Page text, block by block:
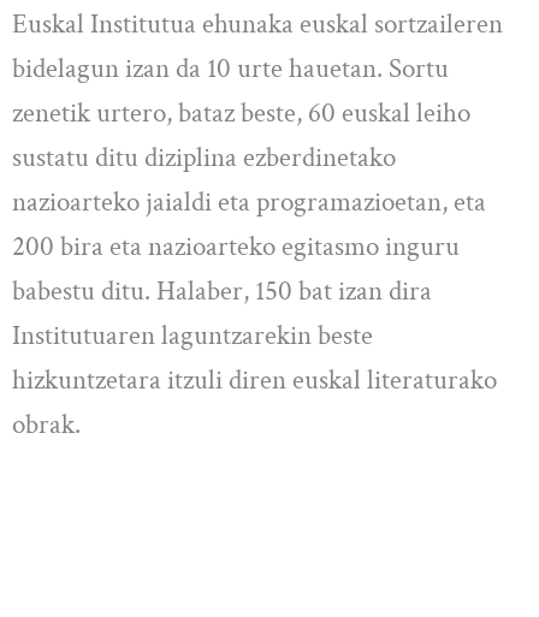
Euskal Institutua ehunaka euskal sortzaileren
bidelagun izan da 10 urte hauetan. Sortu
zenetik urtero, bataz beste, 60 euskal leiho
sustatu ditu diziplina ezberdinetako
nazioarteko jaialdi eta programazioetan, eta
200 bira eta nazioarteko egitasmo inguru
babestu ditu. Halaber, 150 bat izan dira
Institutuaren laguntzarekin beste
hizkuntzetara itzuli diren euskal literaturako
obrak.